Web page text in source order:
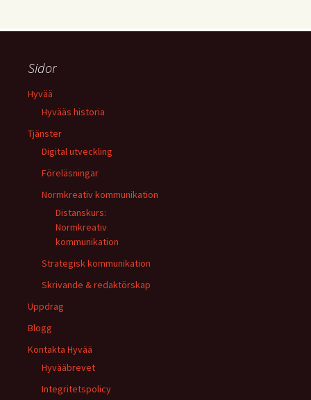
Sidor
Hyvää
Hyvääs historia
Tjänster
Digital utveckling
Föreläsningar
Normkreativ kommunikation
Distanskurs:
Normkreativ
kommunikation
Strategisk kommunikation
Skrivande & redaktörskap
Uppdrag
Blogg
Kontakta Hyvää
Hyvääbrevet
Integritetspolicy